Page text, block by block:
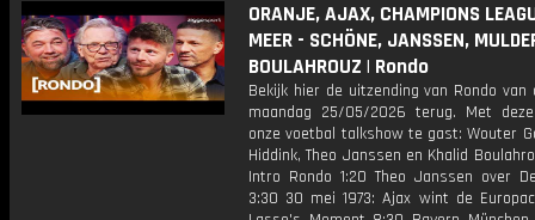
ORANJE, AJAX, CHAMPIONS
MEER - SCHÖNE, JANSSEN,
BOULAHROUZ | Rondo
Bekijk hier de uitzending van Rondo van
maandag 25/05/2026 terug. Met
onze voetbal talkshow te gast: Wouter
Hiddink, Theo Janssen en Khalid
Intro Rondo 1:20 Theo Janssen over
3:30 30 mei 1973: Ajax wint de